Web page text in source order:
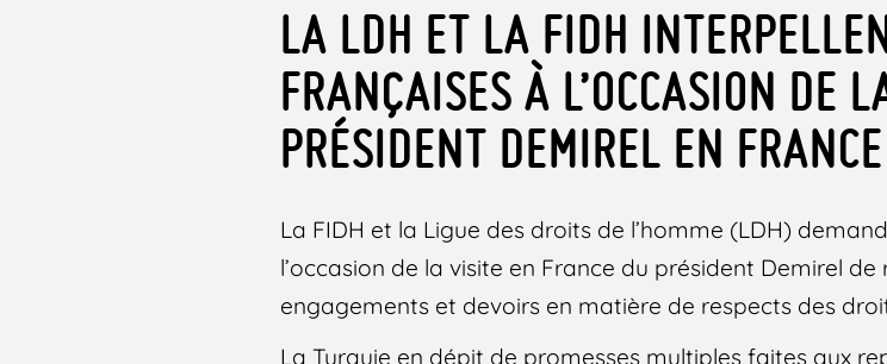
LA LDH ET LA FIDH
FRANÇAISES À L’OCCASION DE
PRÉSIDENT DEMIREL EN FRANCE
La FIDH et la Ligue des droits de l’homme (LDH)
l’occasion de la visite en France du président Demirel
engagements et devoirs en matière de respects des
La Turquie en dépit de promesses multiples faites aux